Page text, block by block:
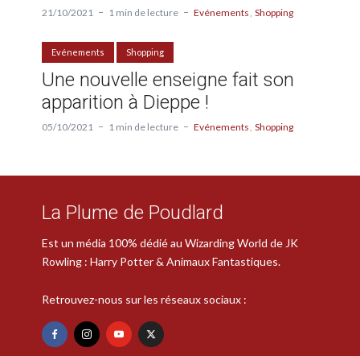
21/10/2021 1 min de lecture Evénements Shopping
Evénements Shopping
Une nouvelle enseigne fait son
apparition à Dieppe !
05/10/2021 1 min de lecture Evénements Shopping
La Plume de Poudlard
Est un média 100% dédié au Wizarding World de JK
Rowling : Harry Potter & Animaux Fantastiques.
Retrouvez-nous sur les réseaux sociaux :